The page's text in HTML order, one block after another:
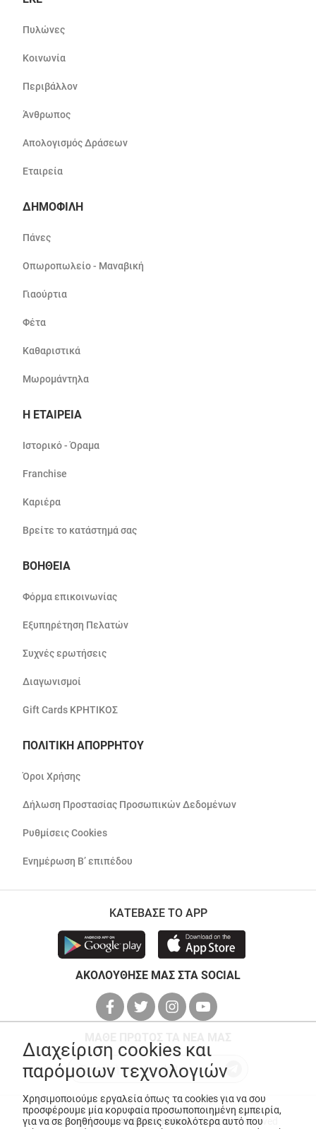
Πυλώνες
Κοινωνία
Περιβάλλον
Άνθρωπος
Απολογισμός Δράσεων
Εταιρεία
ΔΗΜΟΦΙΛΗ
Πάνες
Οπωροπωλείο - Μαναβική
Γιαούρτια
Φέτα
Καθαριστικά
Μωρομάντηλα
Η ΕΤΑΙΡΕΙΑ
Ιστορικό - Όραμα
Franchise
Καριέρα
Βρείτε το κατάστημά σας
ΒΟΗΘΕΙΑ
Φόρμα επικοινωνίας
Εξυπηρέτηση Πελατών
Συχνές ερωτήσεις
Διαγωνισμοί
Gift Cards ΚΡΗΤΙΚΟΣ
ΠΟΛΙΤΙΚΗ ΑΠΟΡΡΗΤΟΥ
Όροι Χρήσης
Δήλωση Προστασίας Προσωπικών Δεδομένων
Ρυθμίσεις Cookies
Ενημέρωση Β’ επιπέδου
ΚΑΤΕΒΑΣΕ ΤΟ APP
ΑΚΟΛΟΥΘΗΣΕ ΜΑΣ ΣΤΑ SOCIAL
© Copyright 2026ANEDIK Kritikos. All Rights Reserved
Διαχείριση cookies και
παρόμοιων τεχνολογιών
Χρησιμοποιούμε εργαλεία όπως τα cookies για να σου
προσφέρουμε μία κορυφαία προσωποποιημένη εμπειρία,
για να σε βοηθήσουμε να βρεις ευκολότερα αυτό που